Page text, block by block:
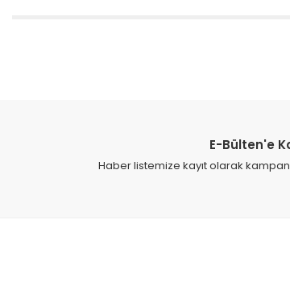
Ürün fiyatı diğer sitelerden daha pahalı.
E-Bülten'e
Haber listemize kayıt olarak